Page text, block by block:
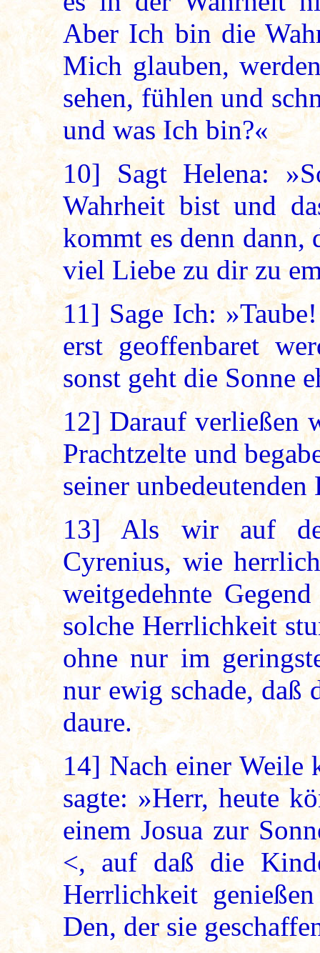
Aber Ich bin die
Mich glauben,
sehen, fühlen und
und was Ich bin?«
10] Sagt Helena:
Wahrheit bist und
kommt es denn dann,
viel Liebe zu dir zu
11] Sage Ich:
erst geoffenbaret
sonst geht die Sonne
12] Darauf verließen
Prachtzelte und
seiner
13]Als wir auf der
Cyrenius, wie
weitgedehnte
solche Herrlichkeit
ohne nur im
nur ewig schade, daß
daure.
14]Nach einer Weile
sagte: »Herr, heute
einem Josua zur
<, auf daß die
Herrlichkeit
Den, der sie